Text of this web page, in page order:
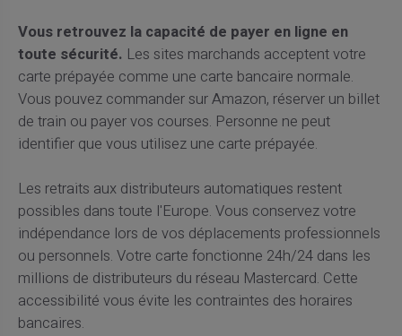
Vous retrouvez la capacité de payer en ligne en
toute sécurité. Les sites marchands acceptent votre
carte prépayée comme une carte bancaire normale.
Vous pouvez commander sur Amazon, réserver un billet
de train ou payer vos courses. Personne ne peut
identifier que vous utilisez une carte prépayée.
Les retraits aux distributeurs automatiques restent
possibles dans toute l'Europe. Vous conservez votre
indépendance lors de vos déplacements professionnels
ou personnels. Votre carte fonctionne 24h/24 dans les
millions de distributeurs du réseau Mastercard. Cette
accessibilité vous évite les contraintes des horaires
bancaires.